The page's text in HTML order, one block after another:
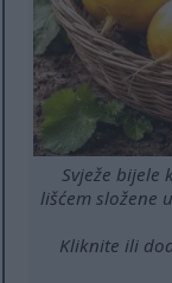
Svježe bijele
lišćem složene
Kliknite ili